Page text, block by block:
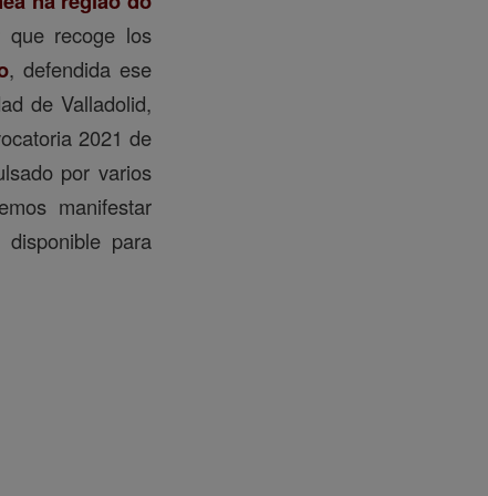
que recoge los
, defendida ese
de Valladolid,
2021 de
por varios
manifestar
para